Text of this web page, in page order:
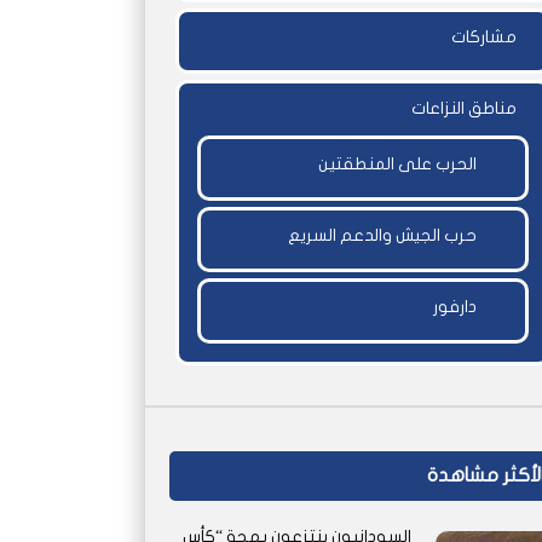
مشاركات
مناطق النزاعات
الحرب على المنطقتين
حرب الجيش والدعم السريع
دارفور
مشاهدة
السودانيون ينتزعون بهجة “كأس